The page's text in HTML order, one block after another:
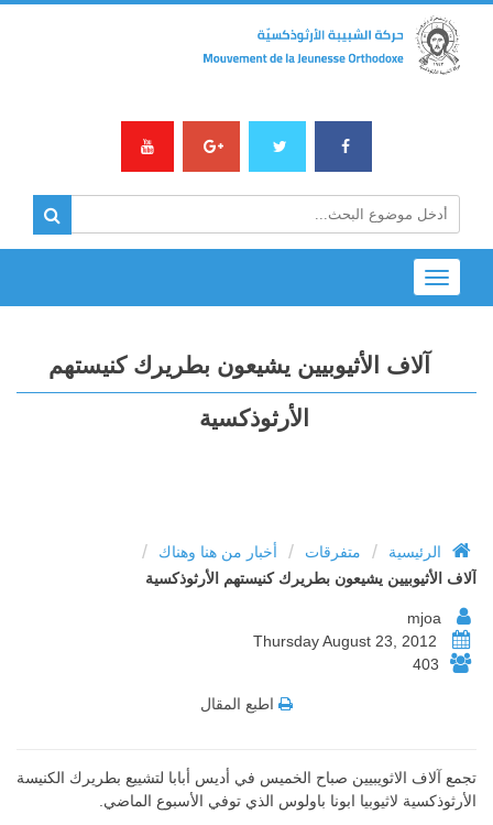
Toggle
navigation
آلاف الأثيوبيين يشيعون بطريرك كنيستهم
الأرثوذكسية
الرئيسية / متفرقات / أخبار من هنا وهناك /
آلاف الأثيوبيين يشيعون بطريرك كنيستهم الأرثوذكسية
403
اطبع المقال
تجمع آلاف الاثويبيين صباح الخميس في أديس أبابا لتشييع بطريرك الكنيسة
الأرثوذكسية لاثيوبيا ابونا باولوس الذي توفي الأسبوع الماضي.